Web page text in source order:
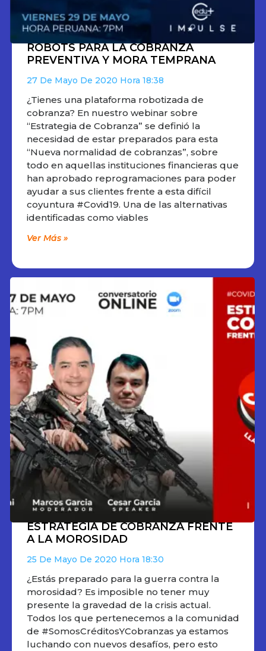
ROBOTS PARA LA COBRANZA
PREVENTIVA Y MORA TEMPRANA
27 De Mayo De 2020 18:38
¿Tienes una plataforma robotizada de
cobranza? En nuestro webinar sobre
“Estrategia de Cobranza” se definió la
necesidad de estar preparados para esta
“Nueva normalidad de cobranzas”, sobre
todo en aquellas instituciones financieras que
han aprobado reprogramaciones para poder
ayudar a sus clientes frente a esta difícil
coyuntura #Covid19. Una de las alternativas
identificadas como viables
Ver Más »
ESTRATEGIA DE COBRANZA FRENTE
A LA MOROSIDAD
25 De Mayo De 2020 18:30
¿Estás preparado para la guerra contra la
morosidad? Es imposible no tener muy
presente la gravedad de la crisis actual.
Todos los que pertenecemos a la comunidad
de #SomosCréditosYCobranzas ya estamos
luchando con nuevos desafíos, pero esto